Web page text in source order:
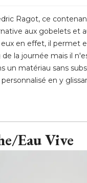
Ragot, ce
aux gobelets et
en effet, il permet
la journée mais il
un matériau sans
en y
Eau Vive